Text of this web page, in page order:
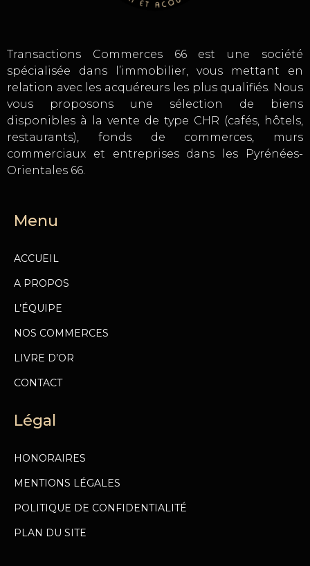
Transactions Commerces 66 est une société
spécialisée dans l’immobilier, vous mettant en
relation avec les acquéreurs les plus qualifiés. Nous
vous proposons une sélection de biens
disponibles à la vente de type CHR (cafés, hôtels,
restaurants), fonds de commerces, murs
commerciaux et entreprises dans les Pyrénées-
Orientales 66.
Menu
ACCUEIL
A PROPOS
L’ÉQUIPE
NOS COMMERCES
LIVRE D’OR
CONTACT
Légal
HONORAIRES
MENTIONS LÉGALES
POLITIQUE DE CONFIDENTIALITÉ
PLAN DU SITE